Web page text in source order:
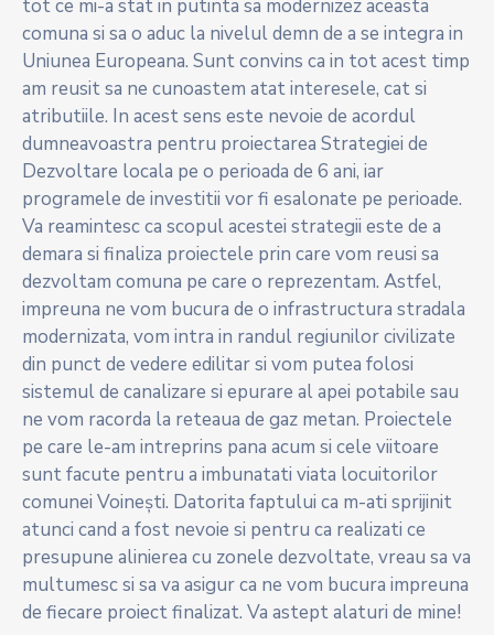
tot ce mi-a stat in putinta sa modernizez aceasta
comuna si sa o aduc la nivelul demn de a se integra in
Uniunea Europeana. Sunt convins ca in tot acest timp
am reusit sa ne cunoastem atat interesele, cat si
atributiile. In acest sens este nevoie de acordul
dumneavoastra pentru proiectarea Strategiei de
Dezvoltare locala pe o perioada de 6 ani, iar
programele de investitii vor fi esalonate pe perioade.
Va reamintesc ca scopul acestei strategii este de a
demara si finaliza proiectele prin care vom reusi sa
dezvoltam comuna pe care o reprezentam. Astfel,
impreuna ne vom bucura de o infrastructura stradala
modernizata, vom intra in randul regiunilor civilizate
din punct de vedere edilitar si vom putea folosi
sistemul de canalizare si epurare al apei potabile sau
ne vom racorda la reteaua de gaz metan. Proiectele
pe care le-am intreprins pana acum si cele viitoare
sunt facute pentru a imbunatati viata locuitorilor
comunei Voinești. Datorita faptului ca m-ati sprijinit
atunci cand a fost nevoie si pentru ca realizati ce
presupune alinierea cu zonele dezvoltate, vreau sa va
multumesc si sa va asigur ca ne vom bucura impreuna
de fiecare proiect finalizat. Va astept alaturi de mine!